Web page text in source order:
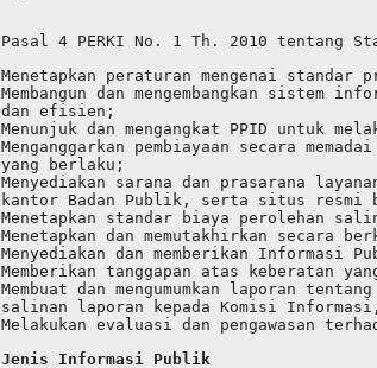
Pasal 4 PERKI No. 1 Th. 2010 tentang
Menetapkan peraturan mengenai
Membangun dan mengembangkan sistem
dan efisien;
Menunjuk dan mengangkat PPID untuk
Menganggarkan pembiayaan secara
yang berlaku;
Menyediakan sarana dan prasarana
kantor Badan Publik, serta situs resmi
Menetapkan standar biaya perolehan
Menetapkan dan memutakhirkan
Menyediakan dan memberikan Informasi
Memberikan tanggapan atas keberatan
Membuat dan mengumumkan laporan
salinan laporan kepada Komisi
Melakukan evaluasi dan pengawasan
Jenis Informasi Publik